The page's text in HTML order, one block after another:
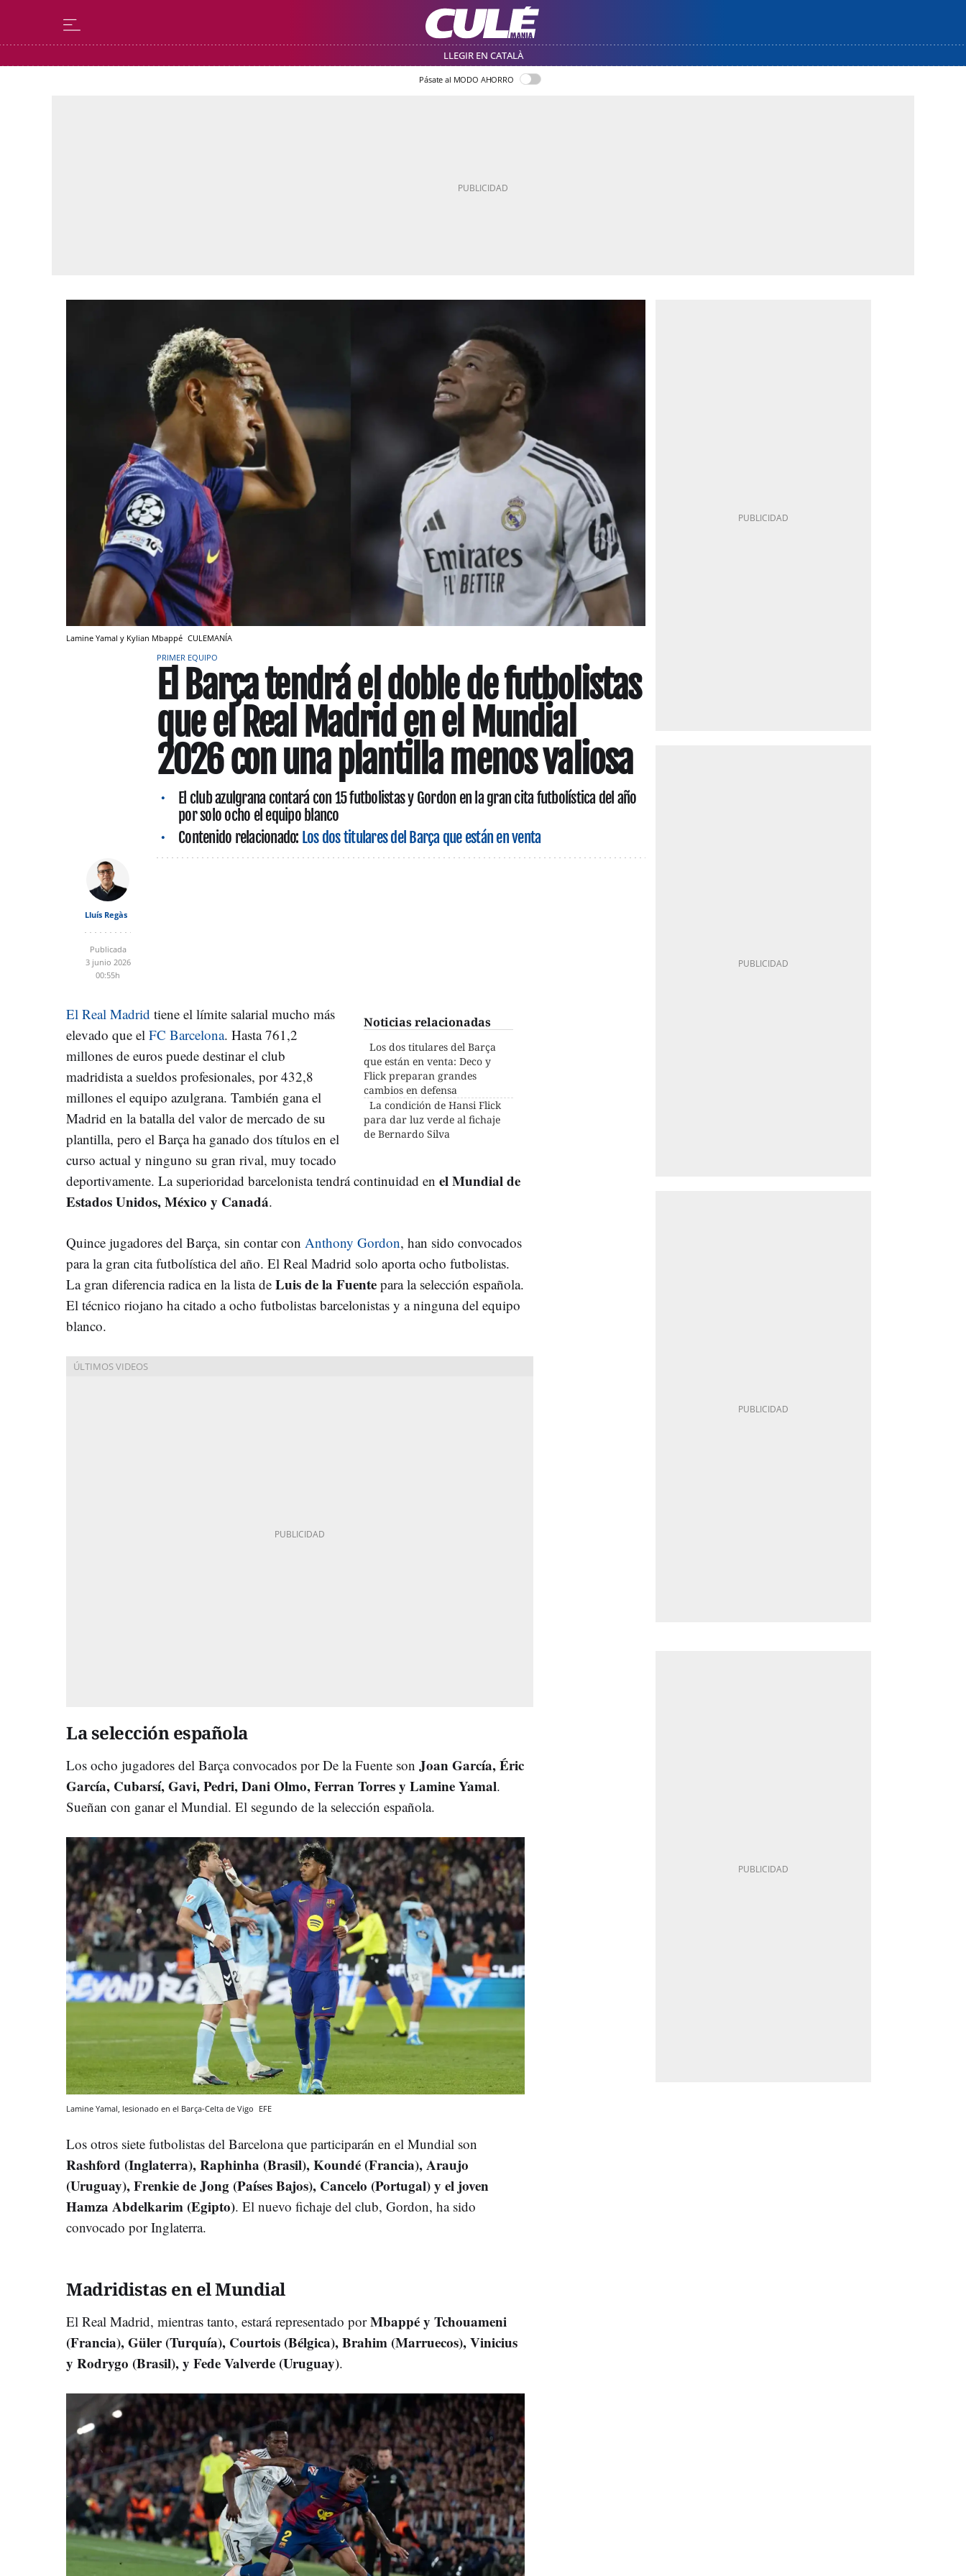
LLEGIR EN CATALÀ
Pásate al MODO AHORRO
Lamine Yamal y Kylian Mbappé CULEMANÍA
PRIMER EQUIPO
El Barça tendrá el doble de futbolistas
que el Real Madrid en el Mundial
2026 con una plantilla menos valiosa
El club azulgrana contará con 15 futbolistas y Gordon en la gran cita futbolística del año
por solo ocho el equipo blanco
Contenido relacionado: Los dos titulares del Barça que están en venta
Lluís Regàs
Publicada
3 junio 2026
00:55h
Noticias relacionadas
Los dos titulares del Barça
que están en venta: Deco y
Flick preparan grandes
cambios en defensa
La condición de Hansi Flick
para dar luz verde al fichaje
de Bernardo Silva
El Real Madrid tiene el límite salarial mucho más
elevado que el FC Barcelona. Hasta 761,2
millones de euros puede destinar el club
madridista a sueldos profesionales, por 432,8
millones el equipo azulgrana. También gana el
Madrid en la batalla del valor de mercado de su
plantilla, pero el Barça ha ganado dos títulos en el
curso actual y ninguno su gran rival, muy tocado
deportivamente. La superioridad barcelonista tendrá continuidad en el Mundial de
Estados Unidos, México y Canadá.
Quince jugadores del Barça, sin contar con Anthony Gordon, han sido convocados
para la gran cita futbolística del año. El Real Madrid solo aporta ocho futbolistas.
La gran diferencia radica en la lista de Luis de la Fuente para la selección española.
El técnico riojano ha citado a ocho futbolistas barcelonistas y a ninguna del equipo
blanco.
La selección española
Los ocho jugadores del Barça convocados por De la Fuente son JoanGarcía, Éric
García, Cubarsí, Gavi, Pedri, Dani Olmo, Ferran Torres y Lamine Yamal.
Sueñan con ganar el Mundial. El segundo de la selección española.
Lamine Yamal, lesionado en el Barça-Celta de Vigo EFE
Los otros siete futbolistas del Barcelona que participarán en el Mundial son
Rashford (Inglaterra), Raphinha (Brasil), Koundé (Francia), Araujo
(Uruguay), Frenkie de Jong (Países Bajos), Cancelo (Portugal) y el joven
Hamza Abdelkarim (Egipto). El nuevo fichaje del club, Gordon, ha sido
convocado por Inglaterra.
Madridistas en el Mundial
El Real Madrid, mientras tanto, estará representado porMbappé y Tchouameni
(Francia), Güler (Turquía), Courtois (Bélgica), Brahim (Marruecos), Vinicius
y Rodrygo (Brasil), y Fede Valverde (Uruguay).